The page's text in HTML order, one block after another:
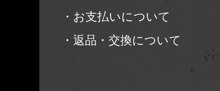
・お支払いについて
・返品・交換について